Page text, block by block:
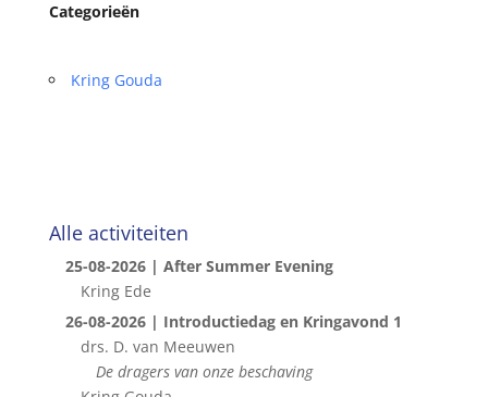
Categorieën
Kring Gouda
Alle activiteiten
25-08-2026 | After Summer Evening
Kring Ede
26-08-2026 | Introductiedag en Kringavond 1
drs. D. van Meeuwen
De dragers van onze beschaving